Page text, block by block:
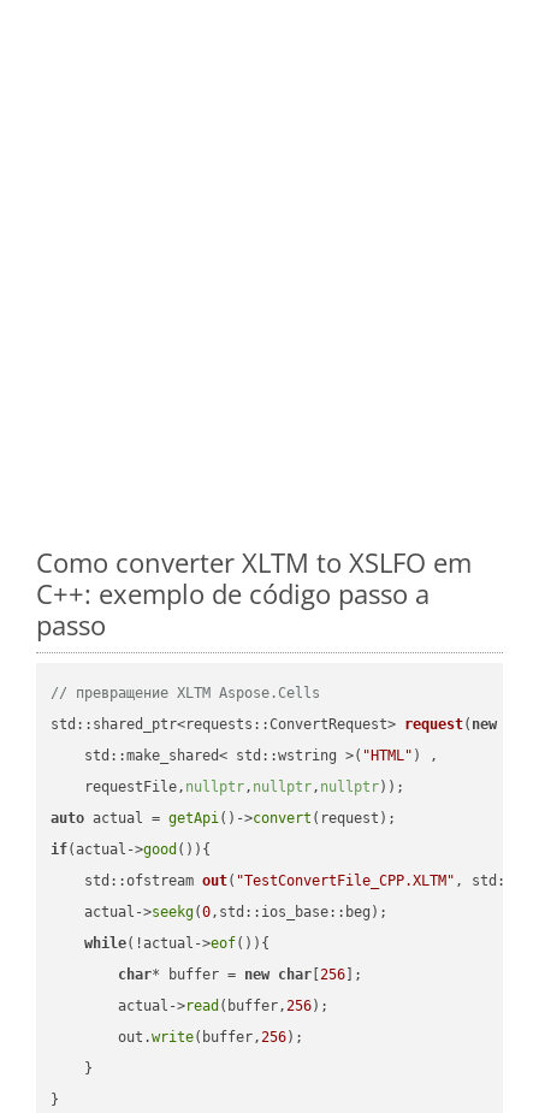
Como converter XLTM to XSLFO em
C++: exemplo de código passo a
passo
// превращение XLTM Aspose.Cells
std::shared_ptr<requests::ConvertRequest> request( new
    std::make_shared< std::wstring >(
"HTML" ) ,
    requestFile,
nullptr, nullptr, nullptr))
auto actual = getApi()->convert
if(actual->good ()){
std::ofstream out( "TestConvertFile_CPP.XLTM" ,
    actual->
seekg(0,std::ios_base::beg);
while(!actual->eof()){
char* buffer = new char [256 ];
        actual->
read (buffer,256);
        out.
write(buffer,256);
    }
}